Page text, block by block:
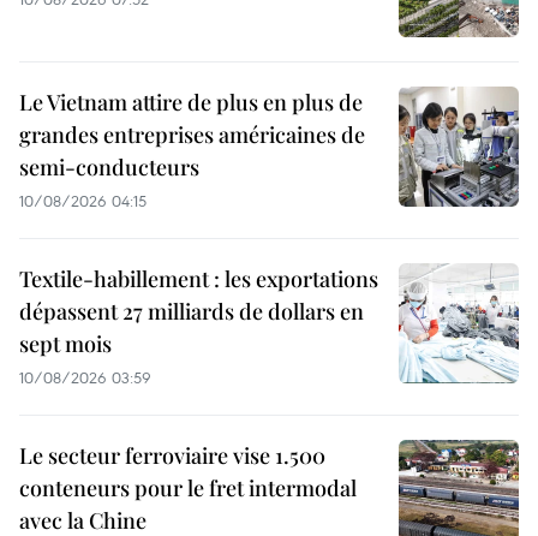
Le Vietnam attire de plus en plus de
grandes entreprises américaines de
semi-conducteurs
10/08/2026 04:15
Textile-habillement : les exportations
dépassent 27 milliards de dollars en
sept mois
10/08/2026 03:59
Le secteur ferroviaire vise 1.500
conteneurs pour le fret intermodal
avec la Chine